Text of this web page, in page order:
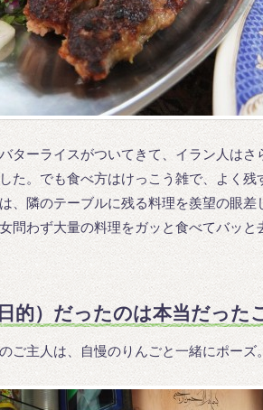
ターライスがついてきて、イラン人は
た。でも食べ方はけっこう雑で、よく残
、隣のテーブルに残る料理を羨望の眼差
女問わず大量の料理をガッと食べてバッ
的）だったのは本当だった
ご主人は、自慢のりんごと一緒にポーズ